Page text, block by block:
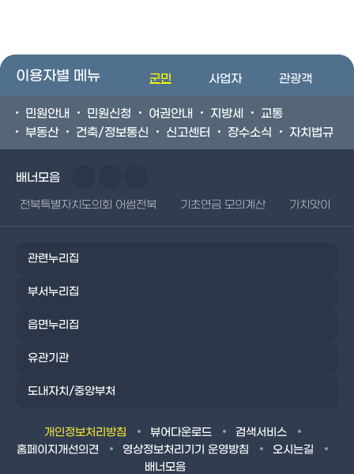
이용자별 메뉴 군민 사업자 관광객
민원안내 민원신청 여권안내 지방세
교통
부동산
건축/정보통신 신고센터 장수소식 자치법규
배너모음
전북특별자치도의회 어썸전북 기초연금 모의계산 가치앗이
관련누리집
부서누리집
읍면누리집
유관기관
도내자치/중앙부처
개인정보처리방침 뷰어다운로드
검색서비스
홈페이지개선의견
영상정보처리기기 운영방침
오시는길
배너모음